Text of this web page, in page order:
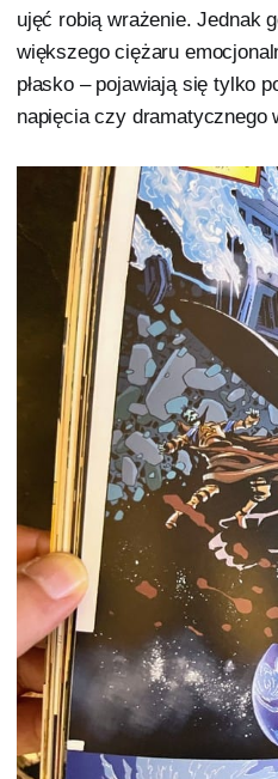
ujęć robią wrażenie. Jednak
większego ciężaru
płasko – pojawiają się tylko
napięcia czy dramatycznego